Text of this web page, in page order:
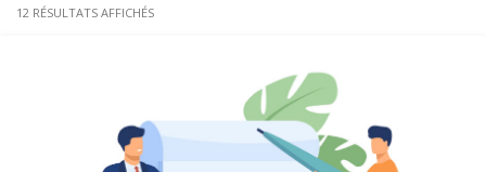
12 RÉSULTATS AFFICHÉS